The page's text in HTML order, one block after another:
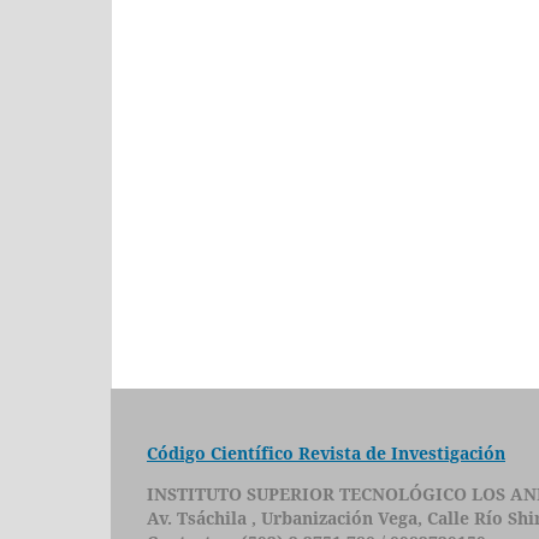
Código Científico Revista de Investigación
INSTITUTO SUPERIOR TECNOLÓGICO LOS
Av. Tsáchila , Urbanización Vega, Calle Río